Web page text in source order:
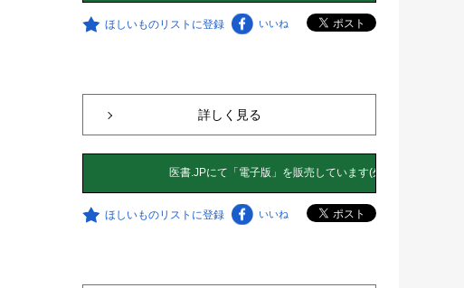
ほしいものリストに登録 いいね
詳しく見る
ほしいものリストに登録 いいね